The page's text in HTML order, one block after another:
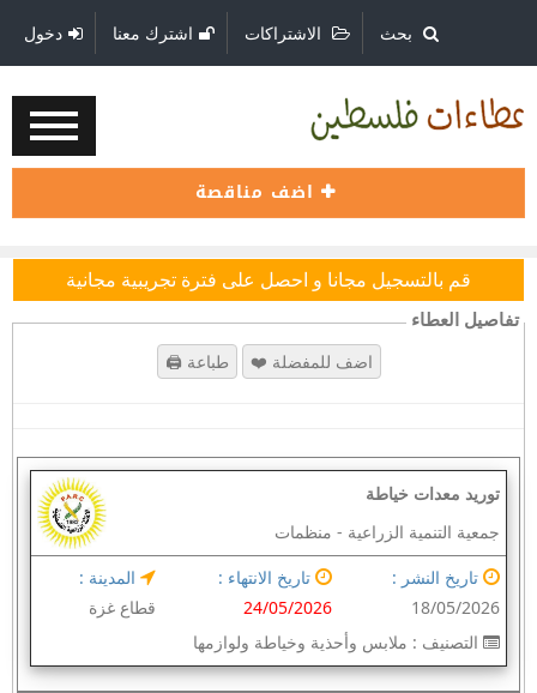
بحث الاشتراكات اشترك معنا دخول
اضف مناقصة
قم بالتسجيل مجانا و احصل على فترة تجريبية مجانية
تفاصيل العطاء
‏توريد معدات خياطة
جمعية التنمية الزراعية-منظمات
تاريخ النشر :
18/05/2026
تاريخ الانتهاء :
24/05/2026
المدينة :
قطاع غزة
التصنيف : ملابس وأحذية وخياطة ولوازمها